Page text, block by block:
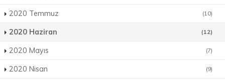
2020 Temmuz (10)
2020 Haziran (12)
2020 Mayıs (7)
2020 Nisan (9)